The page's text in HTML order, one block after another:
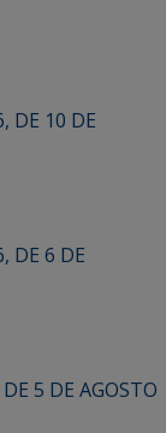
DE 10 DE
DE 6 DE
5 DE AGOSTO